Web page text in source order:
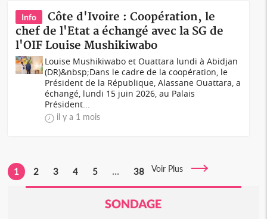
Info
Côte d'Ivoire : Coopération, le
chef de l'Etat a échangé avec la SG de
l'OIF Louise Mushikiwabo
Louise Mushikiwabo et Ouattara lundi à Abidjan
(DR)&nbsp;Dans le cadre de la coopération, le
Président de la République, Alassane Ouattara, a
échangé, lundi 15 juin 2026, au Palais
Président...
il y a 1 mois
1 2 3 4 5 ... 38 Voir Plus
SONDAGE